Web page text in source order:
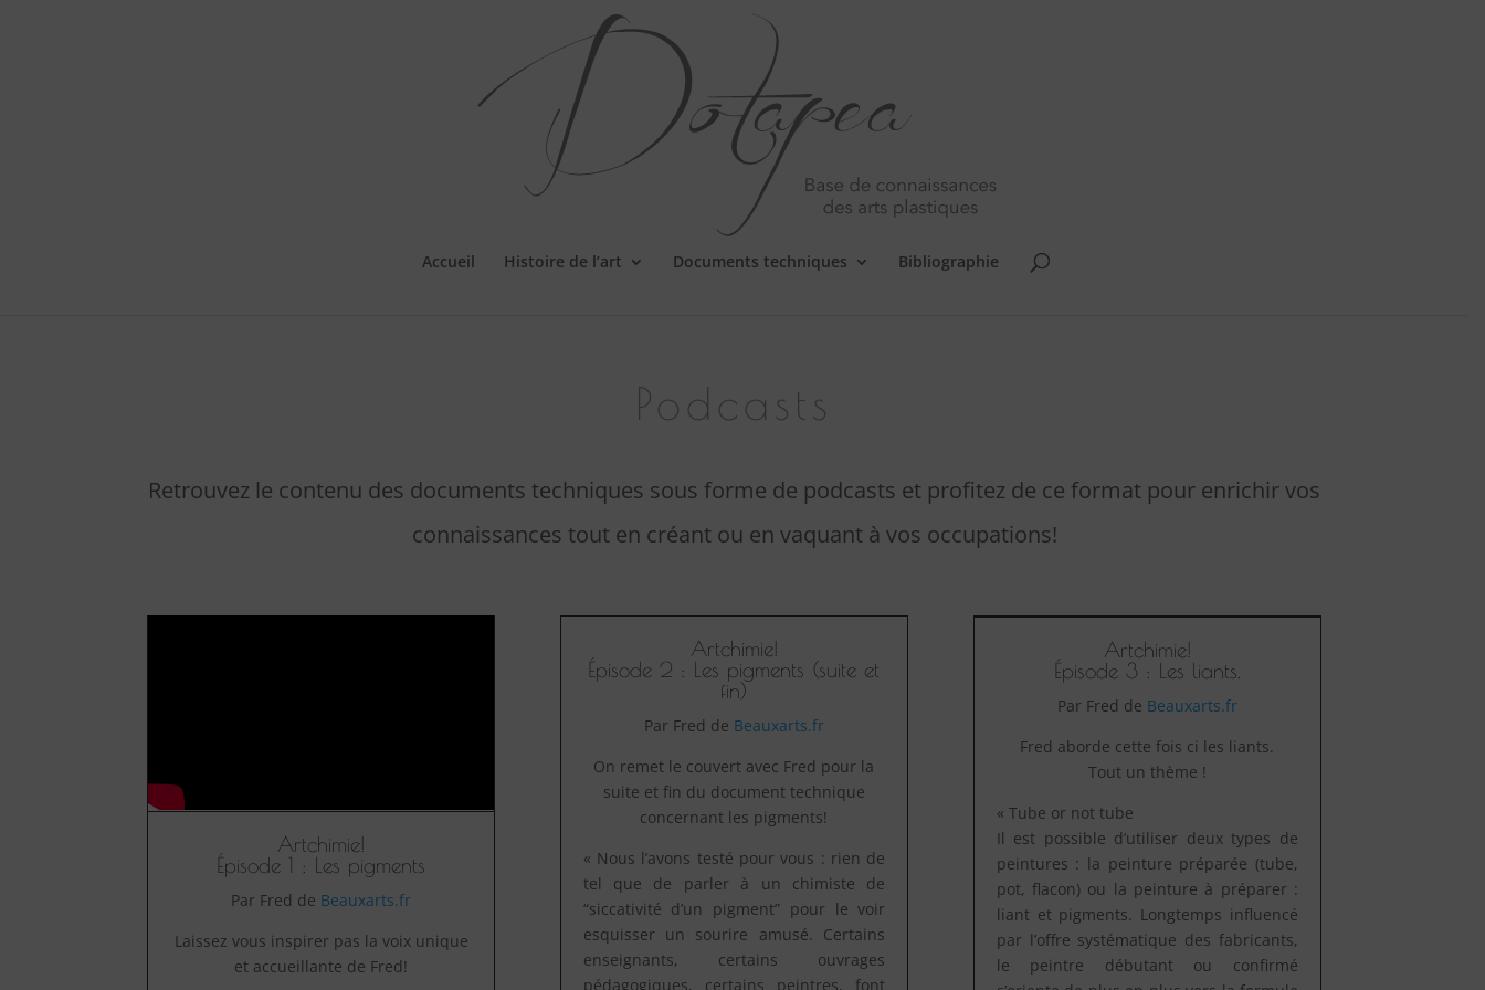
Accueil Histoire de l’art Documents techniques Bibliographie
Podcasts
Retrouvez le contenu des documents techniques sous forme de podcasts et profitez de ce format pour enrichir vos
connaissances tout en créant ou en vaquant à vos occupations!
Artchimie!
Épisode 1 : Les pigments
Par Fred de Beauxarts.fr
Laissez vous inspirer pas la voix unique
et accueillante de Fred!
Artchimie!
Épisode 2 : Les pigments (suite et
fin)
Par Fred de Beauxarts.fr
On remet le couvert avec Fred pour la
suite et fin du document technique
concernant les pigments!
« Nous l’avons testé pour vous : rien de
tel que de parler à un chimiste de
“siccativité d’un pigment” pour le voir
esquisser un sourire amusé. Certains
enseignants, certains ouvrages
pédagogiques, certains peintres, font
Artchimie!
Épisode 3 : Les liants.
Par Fred de Beauxarts.fr
Fred aborde cette fois ci les liants.
Tout un thème !
« Tube or not tube
Il est possible d’utiliser deux types de
peintures : la peinture préparée (tube,
pot, flacon) ou la peinture à préparer :
liant et pigments. Longtemps influencé
par l’offre systématique des fabricants,
le peintre débutant ou confirmé